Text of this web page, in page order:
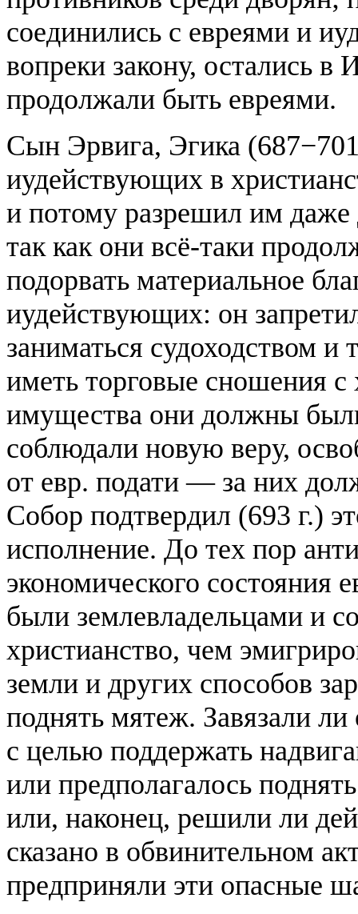
соединились с евреями и
вопреки закону, остались
продолжали быть евреями.
Сын Эрвига, Эгика
иудействующих в
и потому разрешил им даже
так как они всё-таки
подорвать материальное
иудействующих: он
заниматься судоходством
иметь торговые сношения
имущества они должны
соблюдали новую веру,
от евр. подати — за них
Собор подтвердил (693 г.)
исполнение. До тех пор
экономического состояния
были землевладельцами и
христианство, чем
земли и других способов
поднять мятеж. Завязали
с целью поддержать
или предполагалось
или, наконец, решили ли
сказано в обвинительном
предприняли эти опасные